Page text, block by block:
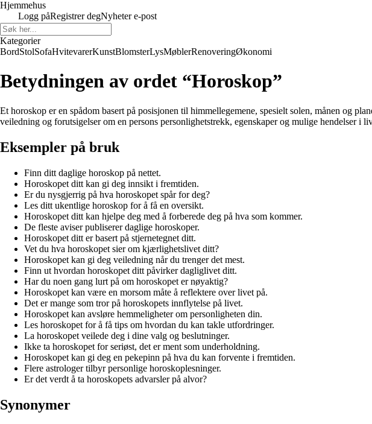
Hjemmehus
Logg påRegistrer degNyheter e-post
Kategorier
BordStolSofaHvitevarerKunstBlomsterLysMøblerRenoveringØkonomi
Betydningen av ordet “Horoskop”
Et horoskop er en spådom basert på posisjonen til himmellegemene, spesielt solen, månen og
veiledning og forutsigelser om en persons personlighetstrekk, egenskaper og mulige hendelser i
Eksempler på bruk
Finn ditt daglige horoskop på nettet.
Horoskopet ditt kan gi deg innsikt i fremtiden.
Er du nysgjerrig på hva horoskopet spår for deg?
Les ditt ukentlige horoskop for å få en oversikt.
Horoskopet ditt kan hjelpe deg med å forberede deg på hva som kommer.
De fleste aviser publiserer daglige horoskoper.
Horoskopet ditt er basert på stjernetegnet ditt.
Vet du hva horoskopet sier om kjærlighetslivet ditt?
Horoskopet kan gi deg veiledning når du trenger det mest.
Finn ut hvordan horoskopet ditt påvirker dagliglivet ditt.
Har du noen gang lurt på om horoskopet er nøyaktig?
Horoskopet kan være en morsom måte å reflektere over livet på.
Det er mange som tror på horoskopets innflytelse på livet.
Horoskopet kan avsløre hemmeligheter om personligheten din.
Les horoskopet for å få tips om hvordan du kan takle utfordringer.
La horoskopet veilede deg i dine valg og beslutninger.
Ikke ta horoskopet for seriøst, det er ment som underholdning.
Horoskopet kan gi deg en pekepinn på hva du kan forvente i fremtiden.
Flere astrologer tilbyr personlige horoskoplesninger.
Er det verdt å ta horoskopets advarsler på alvor?
Synonymer